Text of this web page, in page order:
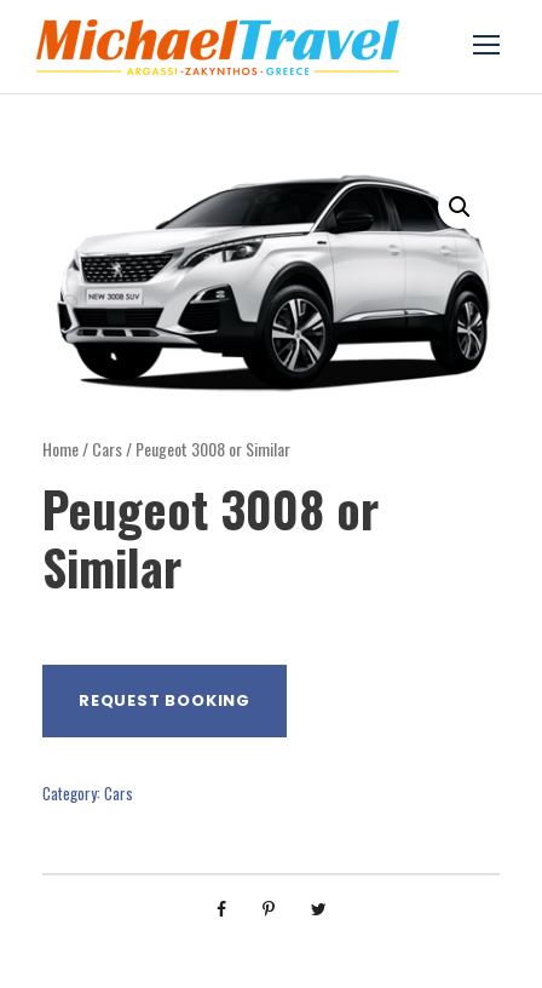
Home/Cars/ Peugeot 3008 or Similar
Peugeot 3008 or
Similar
REQUEST BOOKING
Category: Cars